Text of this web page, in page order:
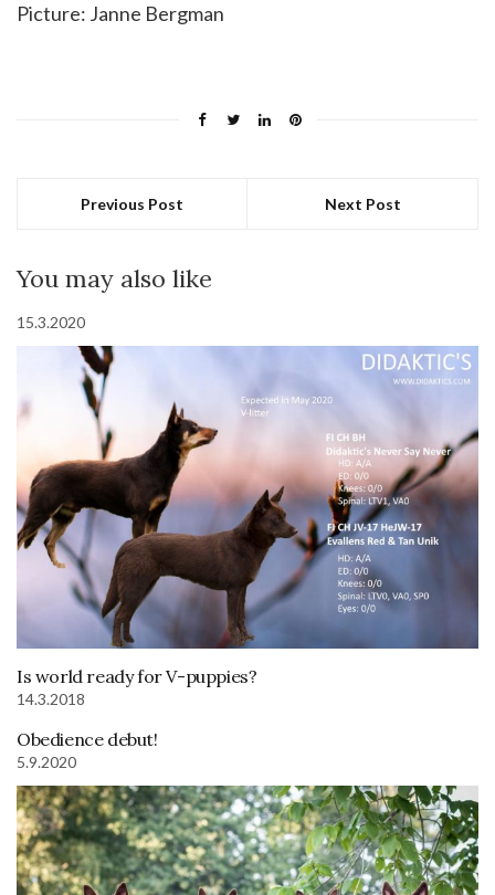
Picture: Janne Bergman
Previous Post Next Post
You may also like
15.3.2020
Is world ready for V-puppies?
14.3.2018
Obedience debut!
5.9.2020